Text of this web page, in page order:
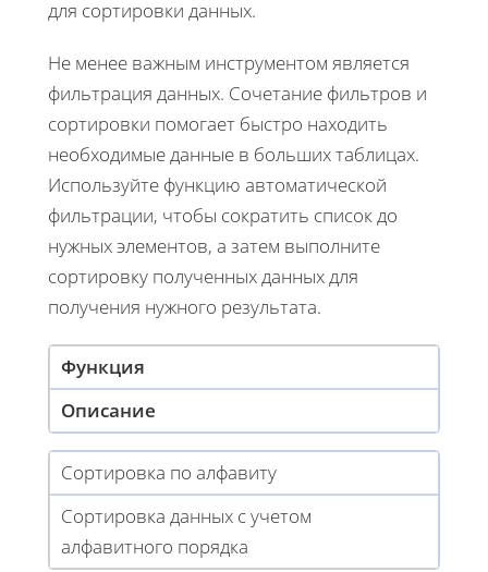
для сортировки данных.
Не менее важным инструментом является
фильтрация данных. Сочетание фильтров и
сортировки помогает быстро находить
необходимые данные в больших таблицах.
Используйте функцию автоматической
фильтрации, чтобы сократить список до
нужных элементов, а затем выполните
сортировку полученных данных для
получения нужного результата.
Функция
Описание
Сортировка по алфавиту
Сортировка данных с учетом
алфавитного порядка